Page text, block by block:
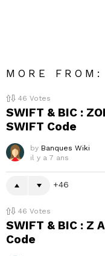
MORE FROM:
46 Votes
SWIFT & BIC :
SWIFT Code
by Banques Wiki
il y a 7 ans
46
46 Votes
SWIFT & BIC : Z
Code